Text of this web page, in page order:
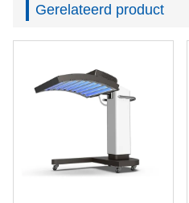
Gerelateerd product